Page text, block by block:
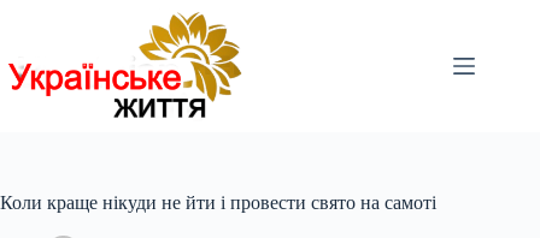
Коли краще нікуди не йти і провести свято на самоті